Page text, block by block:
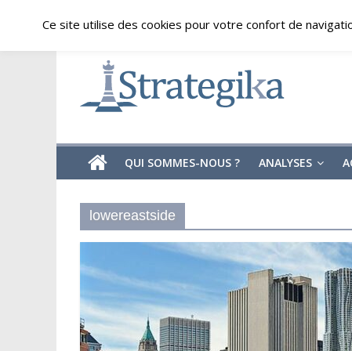
content
vendredi, août 7, 2026
Strategika
Expertise
Analyses
géostratégiques
QUI SOMMES-NOUS ? ANALYSES
lowereastside
Ce site utilise des cookies pour votre confort de